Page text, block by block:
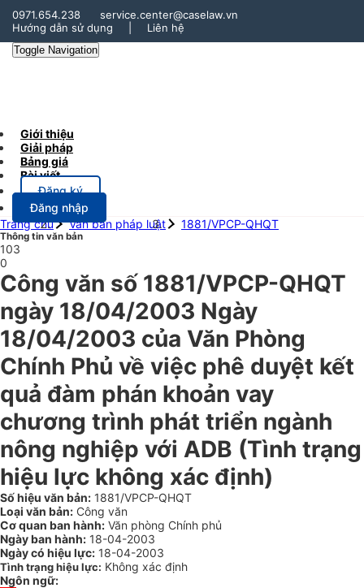
0971.654.238
service.center@caselaw.vn
Hướng dẫn sử dụng
Liên hệ
Toggle Navigation
Giới thiệu
Giải pháp
Bảng giá
Bài viết
Đăng ký
Đăng nhập
Trang chủ
Văn bản pháp luật 1881/VPCP-QHQT
Thông tin văn bản
103
0
Công văn số 1881/VPCP-QHQT
ngày 18/04/2003 Ngày
18/04/2003 của Văn Phòng
Chính Phủ về việc phê duyệt kết
quả đàm phán khoản vay
chương trình phát triển ngành
nông nghiệp với ADB (Tình trạng
hiệu lực không xác định)
Số hiệu văn bản: 1881/VPCP-QHQT
Loại văn bản: Công văn
Cơ quan ban hành: Văn phòng Chính phủ
Ngày ban hành: 18-04-2003
Ngày có hiệu lực: 18-04-2003
Tình trạng hiệu lực: Không xác định
Ngôn ngữ: